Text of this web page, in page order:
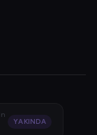
YAKINDA